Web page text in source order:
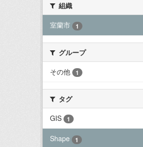
組織
室蘭市
1
グループ
その他
1
タグ
GIS
1
Shape 1